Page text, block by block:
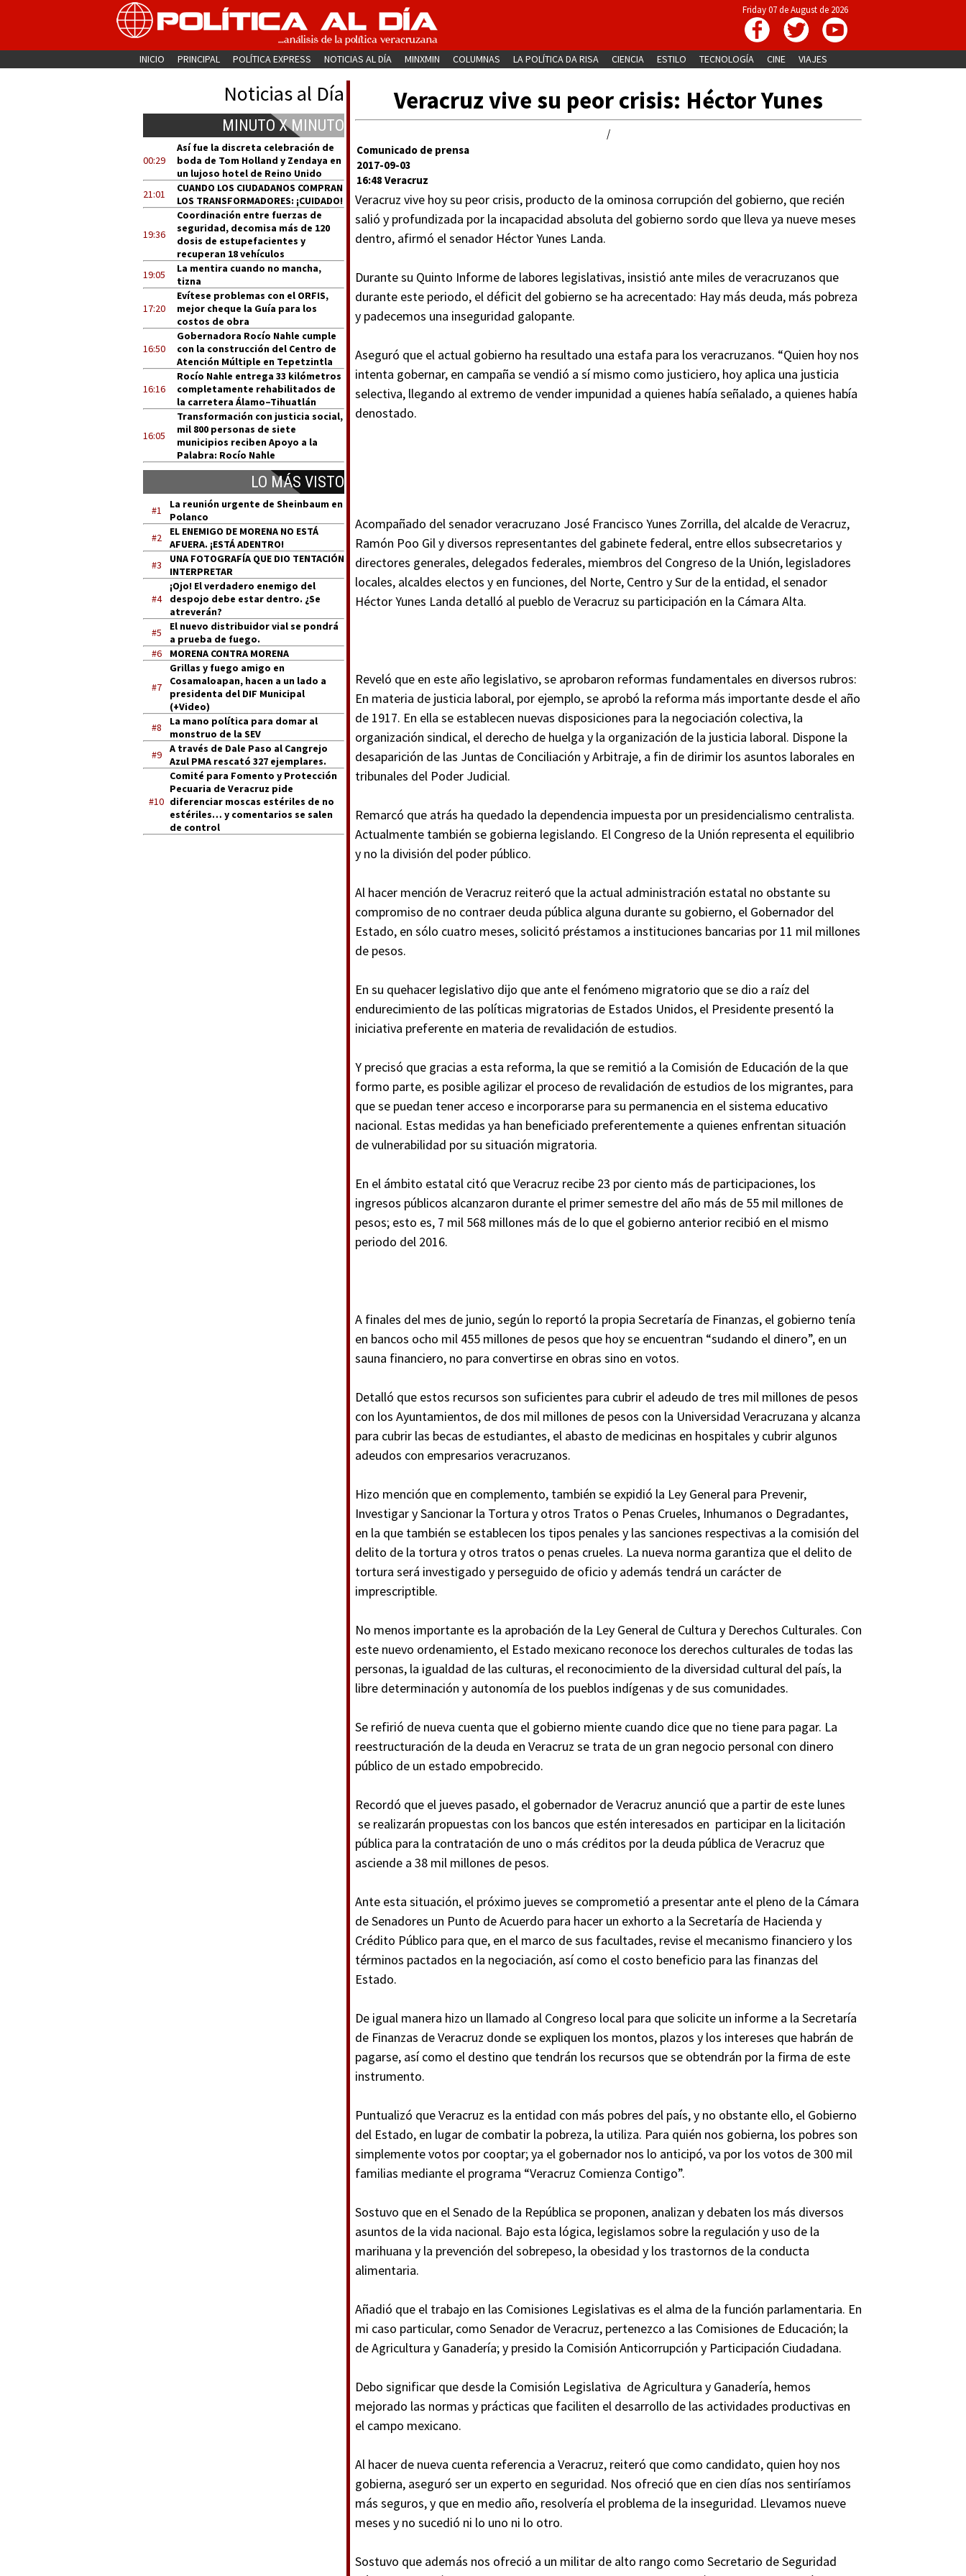
Friday 07 de August de 2026
INICIO PRINCIPAL POLÍTICA EXPRESS NOTICIAS AL DÍA MINXMIN COLUMNAS LA POLÍTICA DA RISA CIENCIA ESTILO TECNOLOGÍA CINE VIAJES
Noticias al Día
MINUTO X MINUTO
00:29
Así fue la discreta celebración de
boda de Tom Holland y Zendaya en
un lujoso hotel de Reino Unido
21:01
CUANDO LOS CIUDADANOS COMPRAN
LOS TRANSFORMADORES: ¡CUIDADO!
19:36
Coordinación entre fuerzas de
seguridad, decomisa más de 120
dosis de estupefacientes y
recuperan 18 vehículos
19:05
La mentira cuando no mancha,
tizna
17:20
Evítese problemas con el ORFIS,
mejor cheque la Guía para los
costos de obra
16:50
Gobernadora Rocío Nahle cumple
con la construcción del Centro de
Atención Múltiple en Tepetzintla
16:16
Rocío Nahle entrega 33 kilómetros
completamente rehabilitados de
la carretera Álamo–Tihuatlán
16:05
Transformación con justicia social,
mil 800 personas de siete
municipios reciben Apoyo a la
Palabra: Rocío Nahle
LO MÁS VISTO
#1
La reunión urgente de Sheinbaum en
Polanco
#2
EL ENEMIGO DE MORENA NO ESTÁ
AFUERA. ¡ESTÁ ADENTRO!
#3
UNA FOTOGRAFÍA QUE DIO TENTACIÓN
INTERPRETAR
#4
¡Ojo! El verdadero enemigo del
despojo debe estar dentro. ¿Se
atreverán?
#5
El nuevo distribuidor vial se pondrá
a prueba de fuego.
#6
MORENA CONTRA MORENA
#7
Grillas y fuego amigo en
Cosamaloapan, hacen a un lado a
presidenta del DIF Municipal
(+Video)
#8
La mano política para domar al
monstruo de la SEV
#9
A través de Dale Paso al Cangrejo
Azul PMA rescató 327 ejemplares.
#10
Comité para Fomento y Protección
Pecuaria de Veracruz pide
diferenciar moscas estériles de no
estériles… y comentarios se salen
de control
Veracruz vive su peor crisis: Héctor Yunes
/
Comunicado de prensa
2017-09-03
16:48 Veracruz
Veracruz vive hoy su peor crisis, producto de la ominosa corrupción del gobierno, que recién
salió y profundizada por la incapacidad absoluta del gobierno sordo que lleva ya nueve meses
dentro, afirmó el senador Héctor Yunes Landa.
Durante su Quinto Informe de labores legislativas, insistió ante miles de veracruzanos que
durante este periodo, el déficit del gobierno se ha acrecentado: Hay más deuda, más pobreza
y padecemos una inseguridad galopante.
Aseguró que el actual gobierno ha resultado una estafa para los veracruzanos. “Quien hoy nos
intenta gobernar, en campaña se vendió a sí mismo como justiciero, hoy aplica una justicia
selectiva, llegando al extremo de vender impunidad a quienes había señalado, a quienes había
denostado.
Acompañado del senador veracruzano José Francisco Yunes Zorrilla, del alcalde de Veracruz,
Ramón Poo Gil y diversos representantes del gabinete federal, entre ellos subsecretarios y
directores generales, delegados federales, miembros del Congreso de la Unión, legisladores
locales, alcaldes electos y en funciones, del Norte, Centro y Sur de la entidad, el senador
Héctor Yunes Landa detalló al pueblo de Veracruz su participación en la Cámara Alta.
Reveló que en este año legislativo, se aprobaron reformas fundamentales en diversos rubros:
En materia de justicia laboral, por ejemplo, se aprobó la reforma más importante desde el año
de 1917. En ella se establecen nuevas disposiciones para la negociación colectiva, la
organización sindical, el derecho de huelga y la organización de la justicia laboral. Dispone la
desaparición de las Juntas de Conciliación y Arbitraje, a fin de dirimir los asuntos laborales en
tribunales del Poder Judicial.
Remarcó que atrás ha quedado la dependencia impuesta por un presidencialismo centralista.
Actualmente también se gobierna legislando. El Congreso de la Unión representa el equilibrio
y no la división del poder público.
Al hacer mención de Veracruz reiteró que la actual administración estatal no obstante su
compromiso de no contraer deuda pública alguna durante su gobierno, el Gobernador del
Estado, en sólo cuatro meses, solicitó préstamos a instituciones bancarias por 11 mil millones
de pesos.
En su quehacer legislativo dijo que ante el fenómeno migratorio que se dio a raíz del
endurecimiento de las políticas migratorias de Estados Unidos, el Presidente presentó la
iniciativa preferente en materia de revalidación de estudios.
Y precisó que gracias a esta reforma, la que se remitió a la Comisión de Educación de la que
formo parte, es posible agilizar el proceso de revalidación de estudios de los migrantes, para
que se puedan tener acceso e incorporarse para su permanencia en el sistema educativo
nacional. Estas medidas ya han beneficiado preferentemente a quienes enfrentan situación
de vulnerabilidad por su situación migratoria.
En el ámbito estatal citó que Veracruz recibe 23 por ciento más de participaciones, los
ingresos públicos alcanzaron durante el primer semestre del año más de 55 mil millones de
pesos; esto es, 7 mil 568 millones más de lo que el gobierno anterior recibió en el mismo
periodo del 2016.
A finales del mes de junio, según lo reportó la propia Secretaría de Finanzas, el gobierno tenía
en bancos ocho mil 455 millones de pesos que hoy se encuentran “sudando el dinero”, en un
sauna financiero, no para convertirse en obras sino en votos.
Detalló que estos recursos son suficientes para cubrir el adeudo de tres mil millones de pesos
con los Ayuntamientos, de dos mil millones de pesos con la Universidad Veracruzana y alcanza
para cubrir las becas de estudiantes, el abasto de medicinas en hospitales y cubrir algunos
adeudos con empresarios veracruzanos.
Hizo mención que en complemento, también se expidió la Ley General para Prevenir,
Investigar y Sancionar la Tortura y otros Tratos o Penas Crueles, Inhumanos o Degradantes,
en la que también se establecen los tipos penales y las sanciones respectivas a la comisión del
delito de la tortura y otros tratos o penas crueles. La nueva norma garantiza que el delito de
tortura será investigado y perseguido de oficio y además tendrá un carácter de
imprescriptible.
No menos importante es la aprobación de la Ley General de Cultura y Derechos Culturales. Con
este nuevo ordenamiento, el Estado mexicano reconoce los derechos culturales de todas las
personas, la igualdad de las culturas, el reconocimiento de la diversidad cultural del país, la
libre determinación y autonomía de los pueblos indígenas y de sus comunidades.
Se refirió de nueva cuenta que el gobierno miente cuando dice que no tiene para pagar. La
reestructuración de la deuda en Veracruz se trata de un gran negocio personal con dinero
público de un estado empobrecido.
Recordó que el jueves pasado, el gobernador de Veracruz anunció que a partir de este lunes
se realizarán propuestas con los bancos que estén interesados en participar en la licitación
pública para la contratación de uno o más créditos por la deuda pública de Veracruz que
asciende a 38 mil millones de pesos.
Ante esta situación, el próximo jueves se comprometió a presentar ante el pleno de la Cámara
de Senadores un Punto de Acuerdo para hacer un exhorto a la Secretaría de Hacienda y
Crédito Público para que, en el marco de sus facultades, revise el mecanismo financiero y los
términos pactados en la negociación, así como el costo beneficio para las finanzas del
Estado.
De igual manera hizo un llamado al Congreso local para que solicite un informe a la Secretaría
de Finanzas de Veracruz donde se expliquen los montos, plazos y los intereses que habrán de
pagarse, así como el destino que tendrán los recursos que se obtendrán por la firma de este
instrumento.
Puntualizó que Veracruz es la entidad con más pobres del país, y no obstante ello, el Gobierno
del Estado, en lugar de combatir la pobreza, la utiliza. Para quién nos gobierna, los pobres son
simplemente votos por cooptar; ya el gobernador nos lo anticipó, va por los votos de 300 mil
familias mediante el programa “Veracruz Comienza Contigo”.
Sostuvo que en el Senado de la República se proponen, analizan y debaten los más diversos
asuntos de la vida nacional. Bajo esta lógica, legislamos sobre la regulación y uso de la
marihuana y la prevención del sobrepeso, la obesidad y los trastornos de la conducta
alimentaria.
Añadió que el trabajo en las Comisiones Legislativas es el alma de la función parlamentaria. En
mi caso particular, como Senador de Veracruz, pertenezco a las Comisiones de Educación; la
de Agricultura y Ganadería; y presido la Comisión Anticorrupción y Participación Ciudadana.
Debo significar que desde la Comisión Legislativa de Agricultura y Ganadería, hemos
mejorado las normas y prácticas que faciliten el desarrollo de las actividades productivas en
el campo mexicano.
Al hacer de nueva cuenta referencia a Veracruz, reiteró que como candidato, quien hoy nos
gobierna, aseguró ser un experto en seguridad. Nos ofreció que en cien días nos sentiríamos
más seguros, y que en medio año, resolvería el problema de la inseguridad. Llevamos nueve
meses y no sucedió ni lo uno ni lo otro.
Sostuvo que además nos ofreció a un militar de alto rango como Secretario de Seguridad